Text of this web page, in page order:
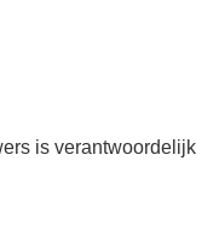
is verantwoordelijk